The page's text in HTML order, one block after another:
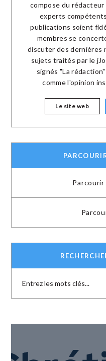
compose du
experts
publications soient
membres se
discuter des dernières
sujets traités par le
signés "La
comme l'opinion
Le site web